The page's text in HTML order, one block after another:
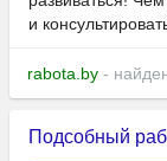
и
rabota.by -
Подсобный